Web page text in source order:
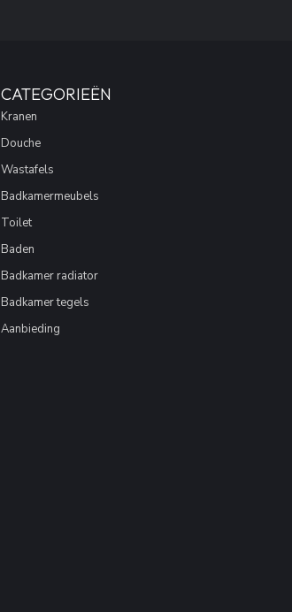
CATEGORIEËN
Kranen
Douche
Wastafels
Badkamermeubels
Toilet
Baden
Badkamer radiator
Badkamer tegels
Aanbieding